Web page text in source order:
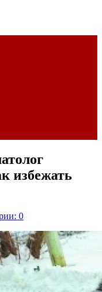
избежать
0